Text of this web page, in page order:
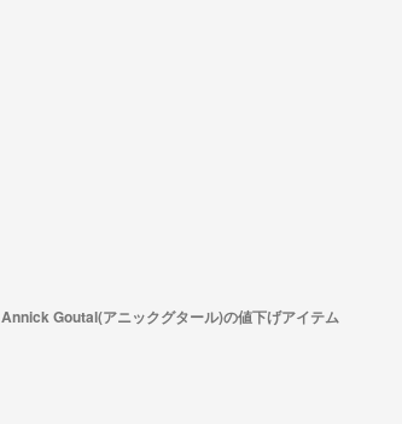
Annick Goutal(アニックグタール)の値下げアイテム